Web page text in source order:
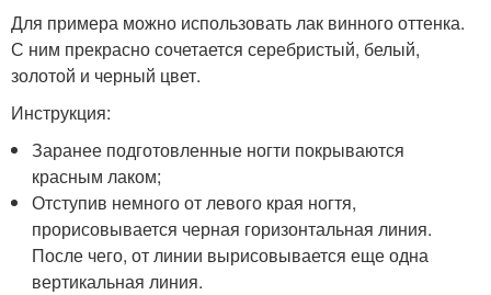
Для примера можно использовать лак винного оттенка.
С ним прекрасно сочетается серебристый, белый,
золотой и черный цвет.
Инструкция:
Заранее подготовленные ногти покрываются
красным лаком;
Отступив немного от левого края ногтя,
прорисовывается черная горизонтальная линия.
После чего, от линии вырисовывается еще одна
вертикальная линия.